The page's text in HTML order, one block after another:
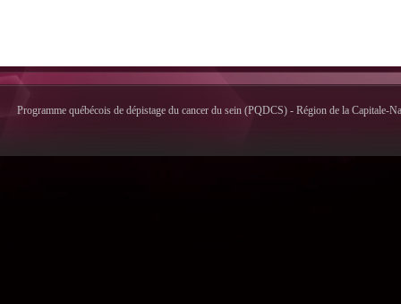
Programme québécois de dépistage du cancer du sein (PQDCS) - Région de la Capitale-